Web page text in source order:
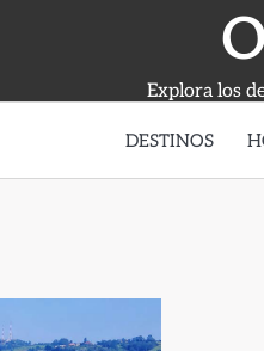
Explora los
DESTINOS